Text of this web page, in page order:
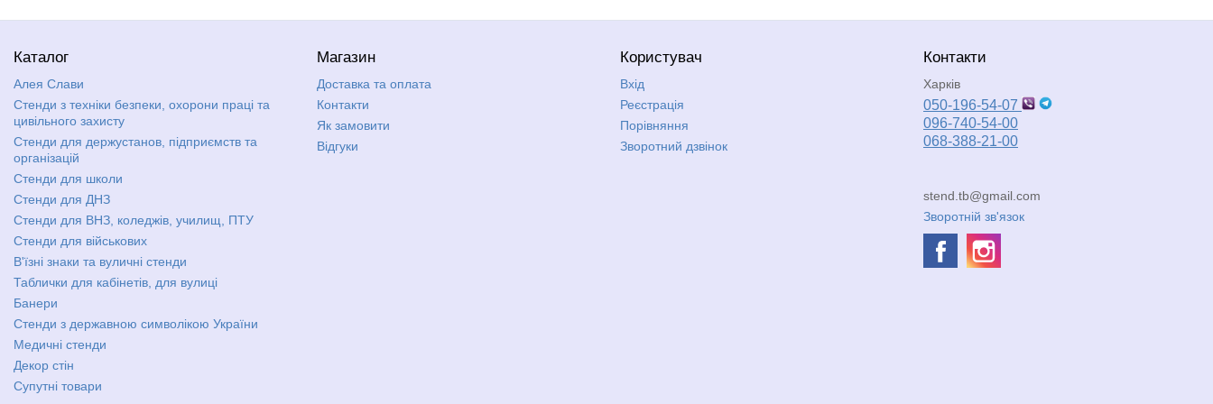
Каталог
Алея Слави
Стенди з техніки безпеки, охорони праці та
цивільного захисту
Стенди для держустанов, підприємств та
організацій
Стенди для школи
Стенди для ДНЗ
Стенди для ВНЗ, коледжів, училищ, ПТУ
Стенди для військових
В'їзні знаки та вуличні стенди
Таблички для кабінетів, для вулиці
Банери
Стенди з державною символікою України
Медичні стенди
Декор стін
Супутні товари
Магазин
Доставка та оплата
Контакти
Як замовити
Відгуки
Користувач
Вхід
Реєстрація
Порівняння
Зворотний дзвінок
Контакти
Харків
050-196-54-07
096-740-54-00
068-388-21-00
stend.tb@gmail.com
Зворотній зв'язок